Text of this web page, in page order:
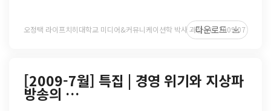
오정택 라이프치히대학교 미디어&커뮤니케이션학 박사 과정 2009 07
다운로드
[2009-7월] 특집 | 경영 위기와 지상파
방송의 …